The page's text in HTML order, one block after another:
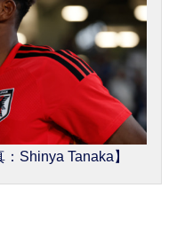
Shinya Tanaka】